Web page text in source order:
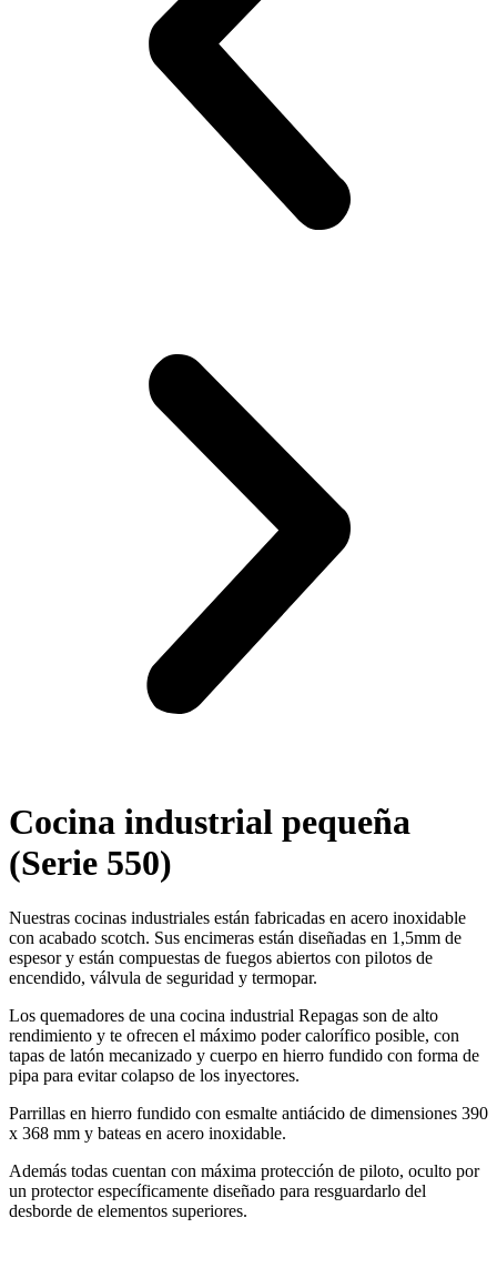
Cocina industrial pequeña
(Serie 550)
Nuestras cocinas industriales están fabricadas en acero inoxidable
con acabado scotch. Sus encimeras están diseñadas en 1,5mm de
espesor y están compuestas de fuegos abiertos con pilotos de
encendido, válvula de seguridad y termopar.
Los quemadores de una cocina industrial Repagas son de alto
rendimiento y te ofrecen el máximo poder calorífico posible, con
tapas de latón mecanizado y cuerpo en hierro fundido con forma de
pipa para evitar colapso de los inyectores.
Parrillas en hierro fundido con esmalte antiácido de dimensiones 390
x 368 mm y bateas en acero inoxidable.
Además todas cuentan con máxima protección de piloto, oculto por
un protector específicamente diseñado para resguardarlo del
desborde de elementos superiores.